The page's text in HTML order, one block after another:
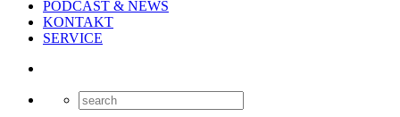
PODCAST & NEWS
KONTAKT
SERVICE